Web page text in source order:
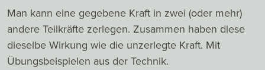
Man kann eine gegebene Kraft in zwei (oder mehr)
andere Teilkräfte zerlegen. Zusammen haben diese
dieselbe Wirkung wie die unzerlegte Kraft. Mit
Übungsbeispielen aus der Technik.